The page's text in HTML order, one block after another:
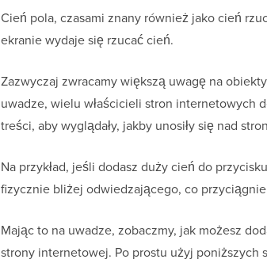
Cień pola, czasami znany również jako cień
ekranie wydaje się rzucać cień.
Zazwyczaj zwracamy większą uwagę na
uwadze, wielu właścicieli stron internetowych
treści, aby wyglądały, jakby unosiły się nad
Na przykład, jeśli dodasz duży cień do przycisku
fizycznie bliżej odwiedzającego, co
Mając to na uwadze, zobaczmy, jak możesz
strony internetowej. Po prostu użyj